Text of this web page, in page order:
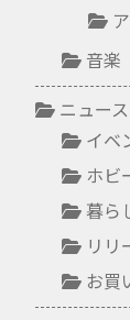
音楽
ニュース
イベ
ホビ
暮ら
リリ
お買